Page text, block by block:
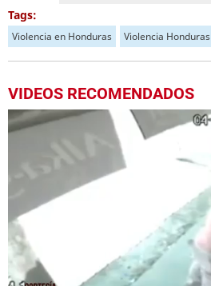
Tags:
Violencia en Honduras Violencia Honduras
VIDEOS RECOMENDADOS